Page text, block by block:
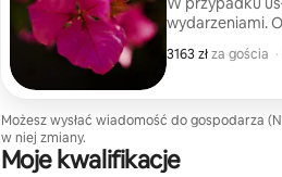
wydarzeniami.
edytowane
3163 zł za gościa
3163 zł za gościa
, ·
Możesz wysłać wiadomość do gospodarza
w niej zmiany.
Moje kwalifikacje